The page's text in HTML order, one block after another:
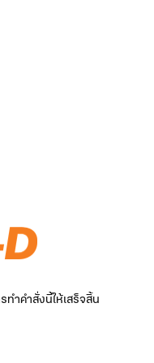
ำคำสั่งนี้ให้เสร็จสิ้น